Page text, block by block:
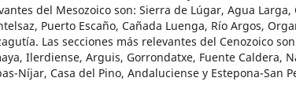
del Mesozoico son: Sierra de Lúgar, Agua Larga,
Puerto Escaño, Cañada Luenga, Río Argos,
Las secciones más relevantes del Cenozoico
Ilerdiense, Arguis, Gorrondatxe, Fuente Caldera,
Níjar, Casa del Pino, Andaluciense y Estepona-San